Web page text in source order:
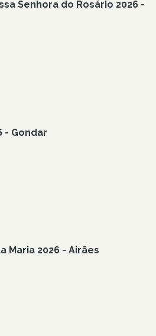
Senhora do Rosário 2026 -
- Gondar
Maria 2026 - Airães